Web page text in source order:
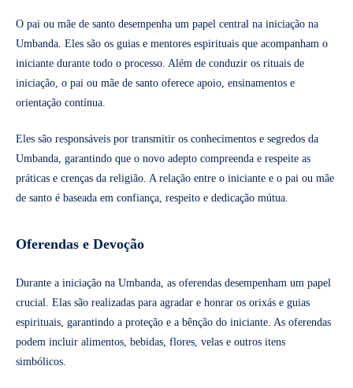
O pai ou mãe de santo desempenha um papel central na iniciação na
Umbanda. Eles são os guias e mentores espirituais que acompanham o
iniciante durante todo o processo. Além de conduzir os rituais de
iniciação, o pai ou mãe de santo oferece apoio, ensinamentos e
orientação contínua.
Eles são responsáveis por transmitir os conhecimentos e segredos da
Umbanda, garantindo que o novo adepto compreenda e respeite as
práticas e crenças da religião. A relação entre o iniciante e o pai ou mãe
de santo é baseada em confiança, respeito e dedicação mútua.
Oferendas e Devoção
Durante a iniciação na Umbanda, as oferendas desempenham um papel
crucial. Elas são realizadas para agradar e honrar os orixás e guias
espirituais, garantindo a proteção e a bênção do iniciante. As oferendas
podem incluir alimentos, bebidas, flores, velas e outros itens
simbólicos.